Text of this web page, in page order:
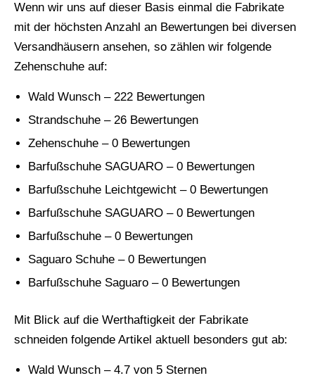
Wenn wir uns auf dieser Basis einmal die Fabrikate
mit der höchsten Anzahl an Bewertungen bei diversen
Versandhäusern ansehen, so zählen wir folgende
Zehenschuhe auf:
Wald Wunsch – 222 Bewertungen
Strandschuhe – 26 Bewertungen
Zehenschuhe – 0 Bewertungen
Barfußschuhe SAGUARO – 0 Bewertungen
Barfußschuhe Leichtgewicht – 0 Bewertungen
Barfußschuhe SAGUARO – 0 Bewertungen
Barfußschuhe – 0 Bewertungen
Saguaro Schuhe – 0 Bewertungen
Barfußschuhe Saguaro – 0 Bewertungen
Mit Blick auf die Werthaftigkeit der Fabrikate
schneiden folgende Artikel aktuell besonders gut ab:
Wald Wunsch – 4.7 von 5 Sternen